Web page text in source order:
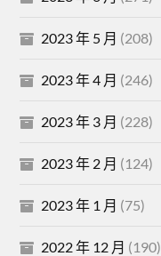
2023 年 5 月 (208)
2023 年 4 月 (246)
2023 年 3 月 (228)
2023 年 2 月 (124)
2023 年 1 月 (75)
2022 年 12 月 (190)